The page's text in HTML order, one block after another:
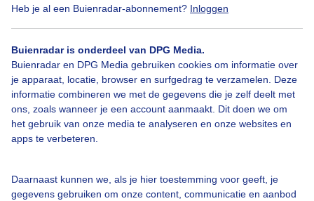
Heb je al een Buienradar-abonnement? Inloggen
Buienradar is onderdeel van DPG Media.
Buienradar en DPG Media gebruiken cookies om informatie over
je apparaat, locatie, browser en surfgedrag te verzamelen. Deze
informatie combineren we met de gegevens die je zelf deelt met
ons, zoals wanneer je een account aanmaakt. Dit doen we om
het gebruik van onze media te analyseren en onze websites en
apps te verbeteren.
Daarnaast kunnen we, als je hier toestemming voor geeft, je
gegevens gebruiken om onze content, communicatie en aanbod
bij elkaar om warm te blijven. In onze tuin, na een
Door: Elly van Niekerk Gemaakt: 28-01-2026, 244x bekeken
2
Grijzeguredag
Bekijk slideshow